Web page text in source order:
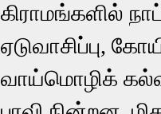
கிராமங்களில்
ஏடுவாசிப்பு,
வாய்மொழிக்